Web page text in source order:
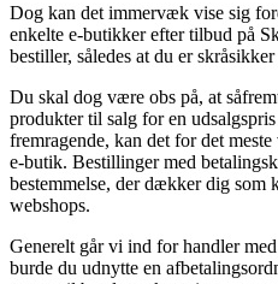
Dog kan det immervæk vise sig
enkelte e-butikker efter tilbud på
bestiller, således at du er
Du skal dog være obs på, at
produkter til salg for en
fremragende, kan det for det
e-butik. Bestillinger med
bestemmelse, der dækker dig som
webshops.
Generelt går vi ind for handler
burde du udnytte en